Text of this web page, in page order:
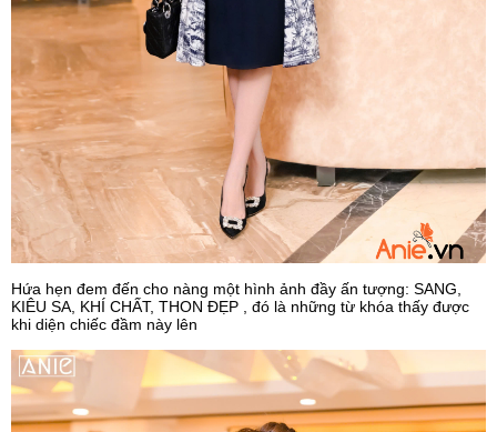
Hứa hẹn đem đến cho nàng một hình ảnh đầy ấn tượng: SANG,
KIÊU SA, KHÍ CHẤT, THON ĐẸP , đó là những từ khóa thấy được
khi diện chiếc đầm này lên